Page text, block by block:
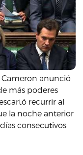
anunció
más poderes
recurrir al
la noche anterior
consecutivos